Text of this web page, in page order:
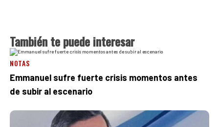
También te puede interesar
NOTAS
Emmanuel sufre fuerte crisis momentos antes
de subir al escenario